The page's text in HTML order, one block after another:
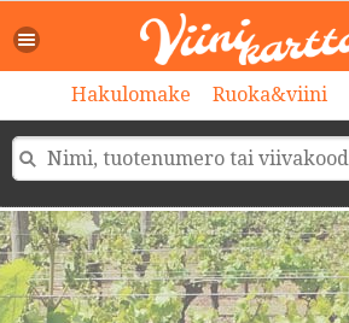
Hakulomake Ruoka&viini